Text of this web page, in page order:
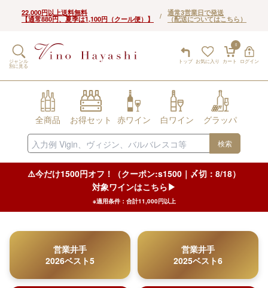
22,000円以上送料無料
【通常880円、夏季は1,100円（クール便）】 / 通常3営業日で発送
（配送についてはこちら）
トップ お気に入り
0
カート ログイン
ジャンル
別に見る
全商品 お得セット 赤ワイン 白ワイン グラッパ
検索
⚠️今だけ1500円オフ！（クーポン:s1500｜〆切：8/18）
対象ワインはこちら▶︎
※適用条件：合計11,000円以上
営業井手
2026ベスト5
営業井手
2025ベスト6